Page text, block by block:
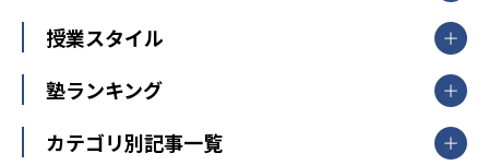
山形県
福島県
関東
東京都
神奈川県
茨城県
栃木県
群馬県
【掲載塾一覧を見る】
東京個別指導学院
明光義塾
授業スタイル
個別指導
オンライン指導
塾ランキング
中学受験ランキング
カテゴリ別記事一覧